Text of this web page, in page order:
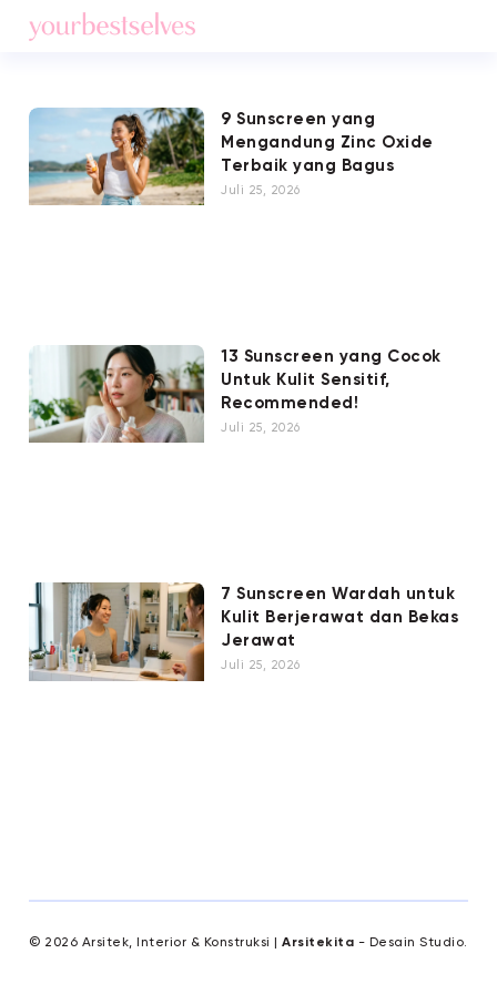
9 Sunscreen yang
Mengandung Zinc Oxide
Terbaik yang Bagus
Juli 25, 2026
13 Sunscreen yang Cocok
Untuk Kulit Sensitif,
Recommended!
Juli 25, 2026
7 Sunscreen Wardah untuk
Kulit Berjerawat dan Bekas
Jerawat
Juli 25, 2026
© 2026 Arsitek, Interior & Konstruksi |Arsitekita - Desain Studio.